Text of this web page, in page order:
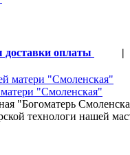
оплаты
"Смоленская"
"Богоматерь
технологи нашей